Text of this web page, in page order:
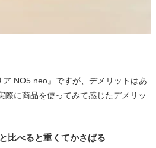
NO5 neo』ですが、デメリットはあ
際に商品を使ってみて感じたデメリッ
比べると重くてかさばる